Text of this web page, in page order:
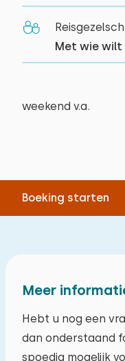
Met wie wilt
weekend v.a.
Boeking starten
Sauna
Afmetingen:
Fietsen
Zwemmen
Meer
Hebt u nog een
dan onderstaand
spoedig mogelijk